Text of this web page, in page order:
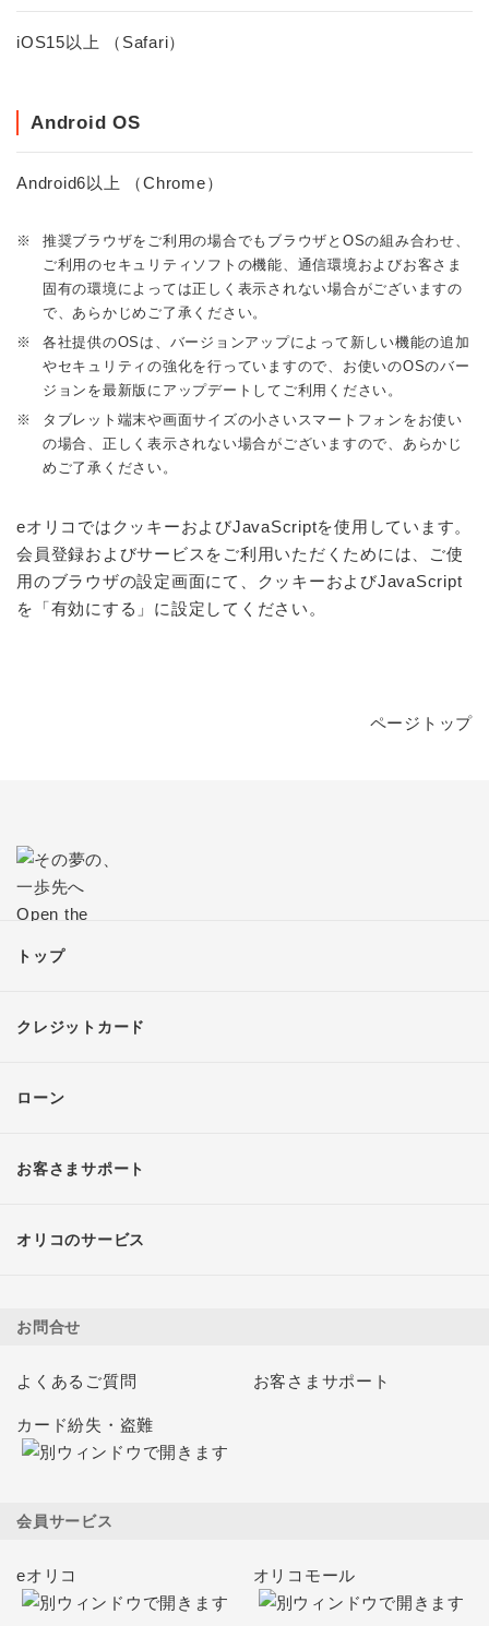
iOS15以上 （Safari）
Android OS
Android6以上 （Chrome）
※
推奨ブラウザをご利用の場合でもブラウザとOSの組み合わせ、
ご利用のセキュリティソフトの機能、通信環境およびお客さま
固有の環境によっては正しく表示されない場合がございますの
で、あらかじめご了承ください。
※
各社提供のOSは、バージョンアップによって新しい機能の追加
やセキュリティの強化を行っていますので、お使いのOSのバー
ジョンを最新版にアップデートしてご利用ください。
※
タブレット端末や画面サイズの小さいスマートフォンをお使い
の場合、正しく表示されない場合がございますので、あらかじ
めご了承ください。
eオリコではクッキーおよびJavaScriptを使用しています。
会員登録およびサービスをご利用いただくためには、ご使
用のブラウザの設定画面にて、クッキーおよびJavaScript
を「有効にする」に設定してください。
ページトップ
トップ
クレジットカード
ローン
お客さまサポート
オリコのサービス
お問合せ
よくあるご質問 お客さまサポート
カード紛失・盗難
会員サービス
eオリコ オリコモール